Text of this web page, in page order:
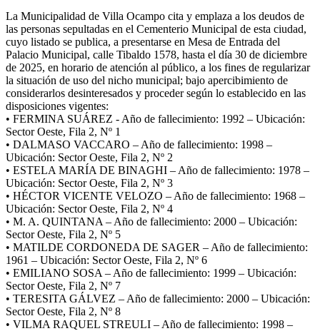
La Municipalidad de Villa Ocampo cita y emplaza a los deudos de
las personas sepultadas en el Cementerio Municipal de esta ciudad,
cuyo listado se publica, a presentarse en Mesa de Entrada del
Palacio Municipal, calle Tibaldo 1578, hasta el día 30 de diciembre
de 2025, en horario de atención al público, a los fines de regularizar
la situación de uso del nicho municipal; bajo apercibimiento de
considerarlos desinteresados y proceder según lo establecido en las
disposiciones vigentes:
• FERMINA SUÁREZ - Año de fallecimiento: 1992 – Ubicación:
Sector Oeste, Fila 2, Nº 1
• DALMASO VACCARO – Año de fallecimiento: 1998 –
Ubicación: Sector Oeste, Fila 2, Nº 2
• ESTELA MARÍA DE BINAGHI – Año de fallecimiento: 1978 –
Ubicación: Sector Oeste, Fila 2, Nº 3
• HÉCTOR VICENTE VELOZO – Año de fallecimiento: 1968 –
Ubicación: Sector Oeste, Fila 2, Nº 4
• M. A. QUINTANA – Año de fallecimiento: 2000 – Ubicación:
Sector Oeste, Fila 2, Nº 5
• MATILDE CORDONEDA DE SAGER – Año de fallecimiento:
1961 – Ubicación: Sector Oeste, Fila 2, Nº 6
• EMILIANO SOSA – Año de fallecimiento: 1999 – Ubicación:
Sector Oeste, Fila 2, Nº 7
• TERESITA GÁLVEZ – Año de fallecimiento: 2000 – Ubicación:
Sector Oeste, Fila 2, Nº 8
• VILMA RAQUEL STREULI – Año de fallecimiento: 1998 –